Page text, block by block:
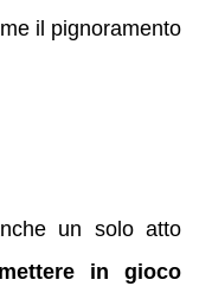
il pignoramento
un solo atto
in gioco